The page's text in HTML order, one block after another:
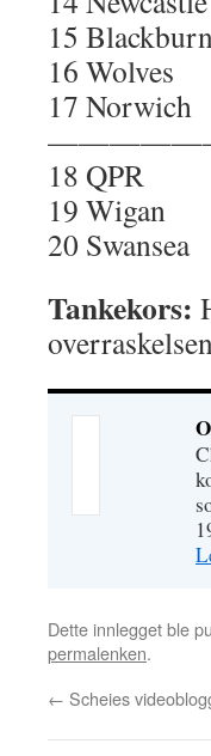
15
16 Wolves
17 Norwich
18 QPR
19 Wigan
20 Swansea
Tankekors:
Dette innlegget ble
permalenken.
← Scheies